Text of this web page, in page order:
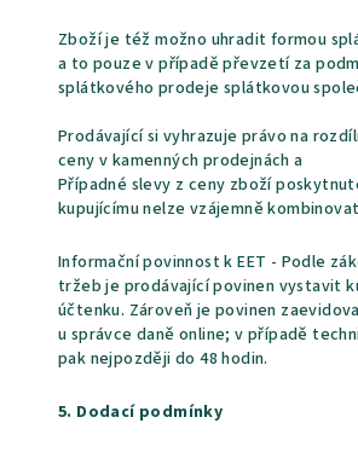
Zboží je též možno uhradit formou
a to pouze v případě převzetí za
splátkového prodeje splátkovou
Prodávající si vyhrazuje právo na
ceny v kamenných prodejnách a
Případné slevy z ceny zboží
kupujícímu nelze vzájemně
Informační povinnost k EET - Podle
tržeb je prodávající povinen vystavit
účtenku. Zároveň je povinen
u správce daně online; v případě
pak nejpozději do 48 hodin.
5. Dodací podmínky